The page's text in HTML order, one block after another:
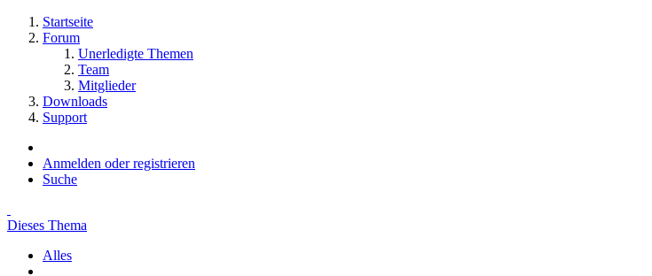
Startseite
Forum
Unerledigte Themen
Team
Mitglieder
Downloads
Support
Anmelden oder registrieren
Suche
Dieses Thema
Alles